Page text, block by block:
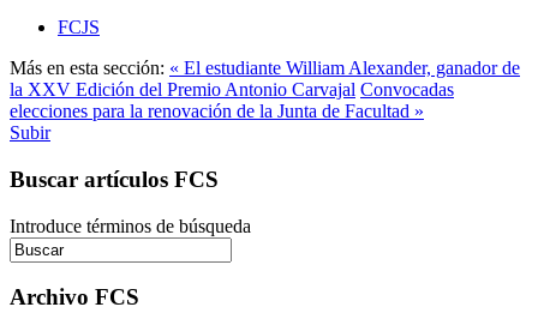
FCJS
Más en esta sección: « El estudiante William Alexander, ganador de
la XXV Edición del Premio Antonio Carvajal Convocadas
elecciones para la renovación de la Junta de Facultad »
Subir
Buscar artículos FCS
Introduce términos de búsqueda
Archivo FCS